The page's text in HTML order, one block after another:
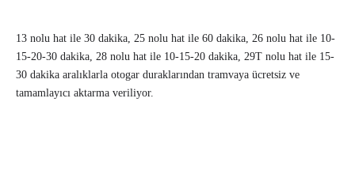
13 nolu hat ile 30 dakika, 25 nolu hat ile 60 dakika, 26 nolu hat ile 10-
15-20-30 dakika, 28 nolu hat ile 10-15-20 dakika, 29T nolu hat ile 15-
30 dakika aralıklarla otogar duraklarından tramvaya ücretsiz ve
tamamlayıcı aktarma veriliyor.